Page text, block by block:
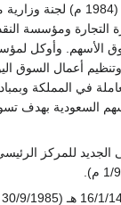
كونت في عام 1405 هـ (1984 م)
التجارة ومؤسسة
الأسهم. وأوكل
أعمال السوق
في المملكة
السعودية بهدف
الجديد للمركز